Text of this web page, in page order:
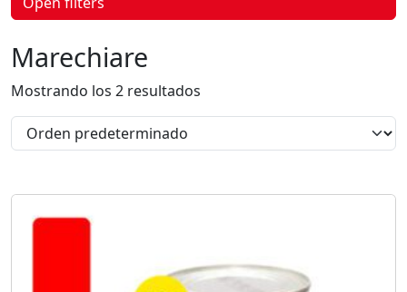
d
u
c
t
o
Marechiare
Mostrando los 2 resultados